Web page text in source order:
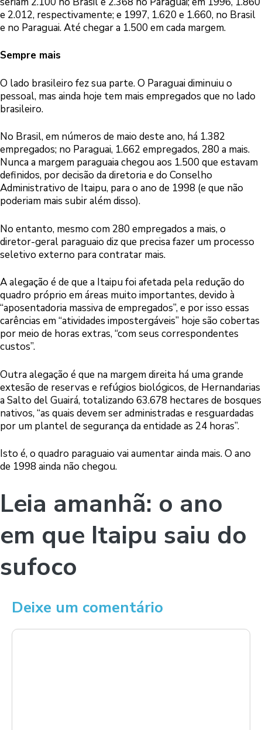
e 2.012, respectivamente; e 1997, 1.620 e 1.660, no Brasil
e no Paraguai. Até chegar a 1.500 em cada margem.
Sempre mais
O lado brasileiro fez sua parte. O Paraguai diminuiu o
pessoal, mas ainda hoje tem mais empregados que no lado
brasileiro.
No Brasil, em números de maio deste ano, há 1.382
empregados; no Paraguai, 1.662 empregados, 280 a mais.
Nunca a margem paraguaia chegou aos 1.500 que estavam
definidos, por decisão da diretoria e do Conselho
Administrativo de Itaipu, para o ano de 1998 (e que não
poderiam mais subir além disso).
No entanto, mesmo com 280 empregados a mais, o
diretor-geral paraguaio diz que precisa fazer um processo
seletivo externo para contratar mais.
A alegação é de que a Itaipu foi afetada pela redução do
quadro próprio em áreas muito importantes, devido à
“aposentadoria massiva de empregados”, e por isso essas
carências em “atividades impostergáveis” hoje são cobertas
por meio de horas extras, “com seus correspondentes
custos”.
Outra alegação é que na margem direita há uma grande
extesão de reservas e refúgios biológicos, de Hernandarias
a Salto del Guairá, totalizando 63.678 hectares de bosques
nativos, “as quais devem ser administradas e resguardadas
por um plantel de segurança da entidade as 24 horas”.
Isto é, o quadro paraguaio vai aumentar ainda mais. O ano
de 1998 ainda não chegou.
Leia amanhã: o ano
em que Itaipu saiu do
sufoco
Deixe um comentário
Comentário